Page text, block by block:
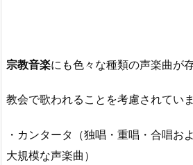
宗教音楽にも色々な種類の声楽曲が
教会で歌われることを考慮されていま
・カンタータ（独唱・重唱・合唱お
大規模な声楽曲）